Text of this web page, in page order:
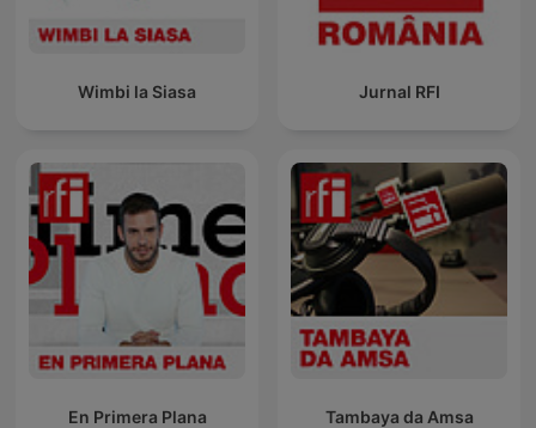
Jurnal RFI
Wimbi la Siasa
Tambaya da Amsa
En Primera Plana